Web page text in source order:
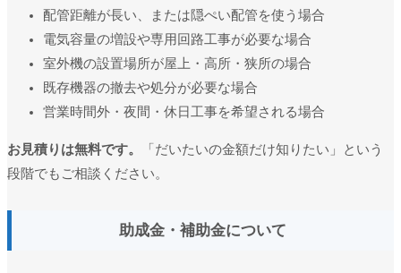
配管距離が長い、または隠ぺい配管を使う場合
電気容量の増設や専用回路工事が必要な場合
室外機の設置場所が屋上・高所・狭所の場合
既存機器の撤去や処分が必要な場合
営業時間外・夜間・休日工事を希望される場合
お見積りは無料です。
「だいたいの金額だけ知りたい」という
段階でもご相談ください。
助成金・補助金について